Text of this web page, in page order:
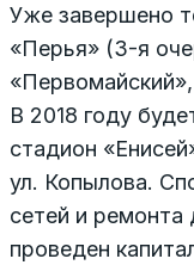
Уже завершено
«Перья» (3-я
В 2018 году
стадион
ул. Копылова.
сетей и ремонта
проведен